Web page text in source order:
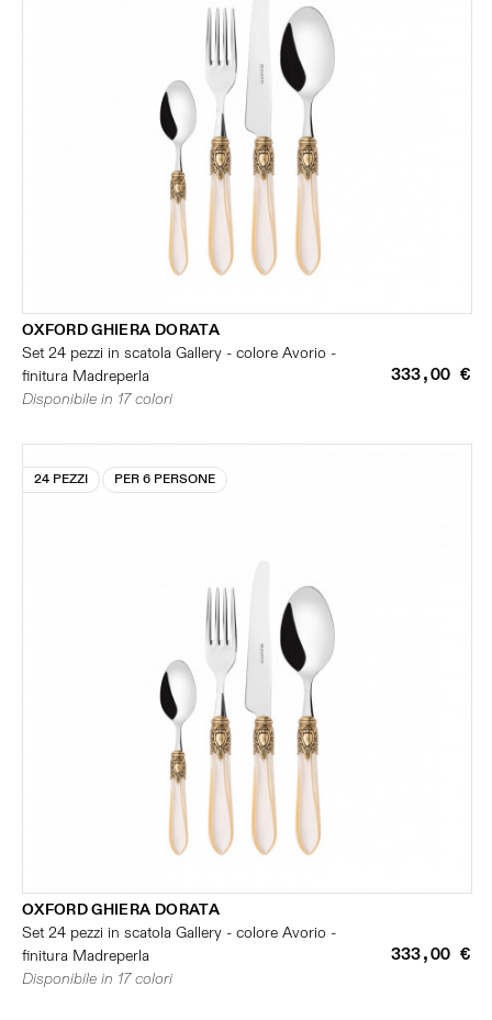
OXFORD GHIERA DORATA
Set 24 pezzi in scatola Gallery - colore Avorio -
finitura Madreperla
333,00 €
Disponibile in 17 colori
24 PEZZI PER 6 PERSONE
OXFORD GHIERA DORATA
Set 24 pezzi in scatola Gallery - colore Avorio -
finitura Madreperla
333,00 €
Disponibile in 17 colori